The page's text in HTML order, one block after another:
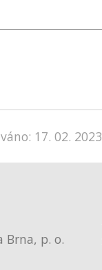
17. 02. 2023
Brna, p. o.